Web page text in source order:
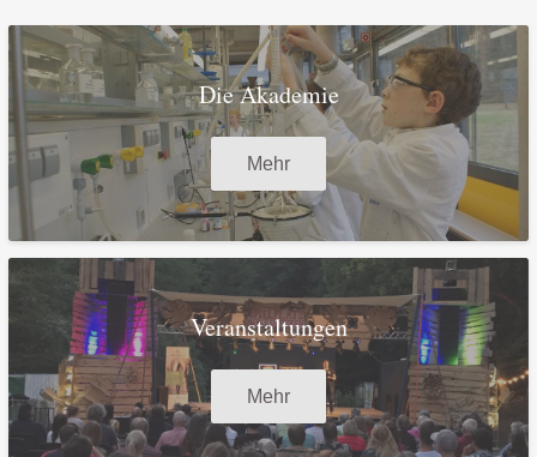
Die Akademie
Mehr
Veranstaltungen
Mehr